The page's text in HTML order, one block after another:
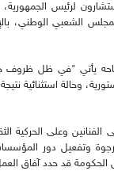
لرئيس
الشعبي الوطني،
يأتي "في ظل
وحالة استثنائية
الفنانين وعلى الحركية
وتفعيل دور
قد حدد آفاق